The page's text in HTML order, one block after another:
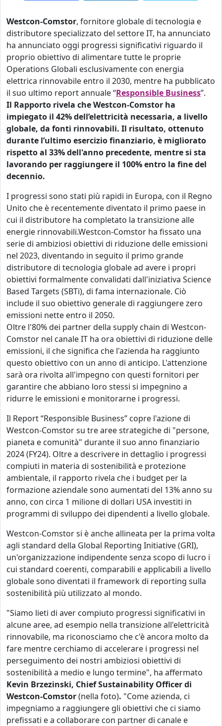
Westcon-Comstor, fornitore globale di tecnologia e
distributore specializzato del settore IT, ha annunciato
ha annunciato oggi progressi significativi riguardo il
proprio obiettivo di alimentare tutte le proprie
Operations Globali esclusivamente con energia
elettrica rinnovabile entro il 2030, mentre ha pubblicato
il suo ultimo report annuale “Responsible Business”.
Il Rapporto rivela che Westcon-Comstor ha
impiegato il 42% dell’elettricità necessaria, a livello
globale, da fonti rinnovabili. Il risultato, ottenuto
durante l’ultimo esercizio finanziario, è migliorato
rispetto al 33% dell'anno precedente, mentre si sta
lavorando per raggiungere il 100% entro la fine del
decennio.
I progressi sono stati più rapidi in Europa, con il Regno
Unito che è recentemente diventato il primo paese in
cui il distributore ha completato la transizione alle
energie rinnovabili.Westcon-Comstor ha fissato una
serie di ambiziosi obiettivi di riduzione delle emissioni
nel 2023, diventando in seguito il primo grande
distributore di tecnologia globale ad avere i propri
obiettivi formalmente convalidati dall'iniziativa Science
Based Targets (SBTi), di fama internazionale. Ciò
include il suo obiettivo generale di raggiungere zero
emissioni nette entro il 2050.
Oltre l'80% dei partner della supply chain di Westcon-
Comstor nel canale IT ha ora obiettivi di riduzione delle
emissioni, il che significa che l'azienda ha raggiunto
questo obiettivo con un anno di anticipo. L'attenzione
sarà ora rivolta all'impegno con questi fornitori per
garantire che abbiano loro stessi si impegnino a
ridurre le emissioni e monitorarne i progressi.
Il Report “Responsible Business” copre l'azione di
Westcon-Comstor su tre aree strategiche di "persone,
pianeta e comunità" durante il suo anno finanziario
2024 (FY24). Oltre a descrivere in dettaglio i progressi
compiuti in materia di sostenibilità e protezione
ambientale, il rapporto rivela che i budget per la
formazione aziendale sono aumentati del 13% anno su
anno, con circa 1 milione di dollari USA investiti in
programmi di sviluppo dei dipendenti a livello globale.
Westcon-Comstor si è anche allineata per la prima volta
agli standard della Global Reporting Initiative (GRI),
un'organizzazione indipendente senza scopo di lucro i
cui standard coerenti, comparabili e applicabili a livello
globale sono diventati il framework di reporting sulla
sostenibilità più utilizzato al mondo.
"Siamo lieti di aver compiuto progressi significativi in
alcune aree, ad esempio nella transizione all'elettricità
rinnovabile, ma riconosciamo che c'è ancora molto da
fare mentre cerchiamo di accelerare i progressi nel
perseguimento dei nostri ambiziosi obiettivi di
sostenibilità a medio e lungo termine", ha affermato
Kevin Brzezinski, Chief Sustainability Officer di
Westcon-Comstor(nella foto). "Come azienda, ci
impegniamo a raggiungere gli obiettivi che ci siamo
prefissati e a collaborare con partner di canale e